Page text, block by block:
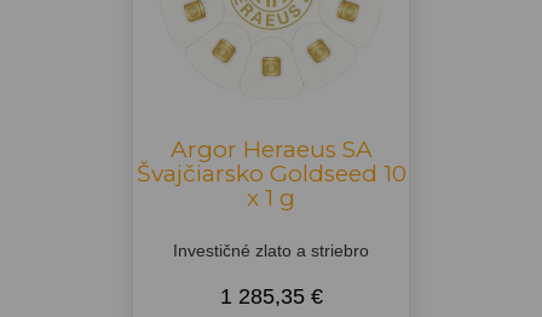
Argor Heraeus SA
Švajčiarsko Goldseed 10
x 1 g
Investičné zlato a striebro
1 285,35 €